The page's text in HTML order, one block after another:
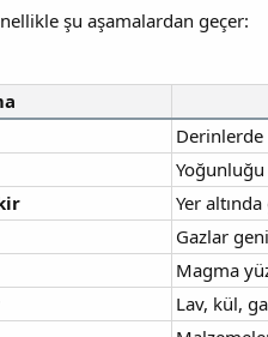
şu aşamalardan geçer:
Derinlerde
Yer
Gazlar
Magma
Lav, kül,